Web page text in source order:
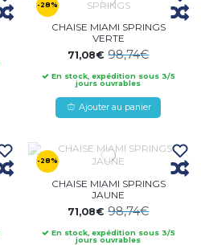
-28%
CHAISE MIAMI SPRINGS
VERTE
71,08€98,74€
En stock, expédition sous 3/5
jours ouvrables
Ajouter au panier
-28%
CHAISE MIAMI SPRINGS
JAUNE
71,08€98,74€
En stock, expédition sous 3/5
jours ouvrables